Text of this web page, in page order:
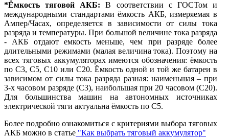
*Ёмкость тяговой АКБ:В соответствии с ГОСТом и
международными стандартами ёмкость АКБ, измеряемая в
Ампер/Часах, определяется в зависимости от силы тока
разряда и температуры. При большой величине тока разряда
- АКБ отдают емкость меньше, чем при разряде более
длительными режимами (малая величина тока). Поэтому на
всех тяговых аккумуляторах имеются обозначения: ёмкость
по С3, С5, С10 или С20. Ёмкость одной и той же батареи в
зависимом от силы тока разряда разная: наименьшая – при
3-х часовом разряде (С3), наибольшая при 20 часовом (С20).
Для большинства машин на автономных источниках
электрической тяги актуальна ёмкость по С5.
Более подробно ознакомиться с критериями выбора тяговых
АКБ можно в статье "Как выбрать тяговый аккумулятор"